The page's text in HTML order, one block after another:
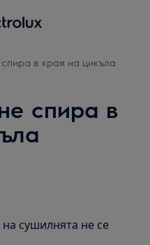
в края на цикъла
спира в
сушилнята не се